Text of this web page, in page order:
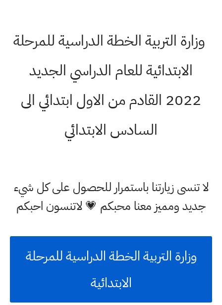
وزارة التربية الخطة الدراسية للمرحلة
الابتدائية للعام الدراسي الجديد
2022 القادم من الاول ابتدائي الى
السادس الابتدائي
لا تنسى زيارتنا باستمرار للحصول على كل شيء
جديد ومميز معنا محبكم 💗 لاتنسون احبكم
وزارة التربية الخطة الدراسية للمرحلة
الابتدائية